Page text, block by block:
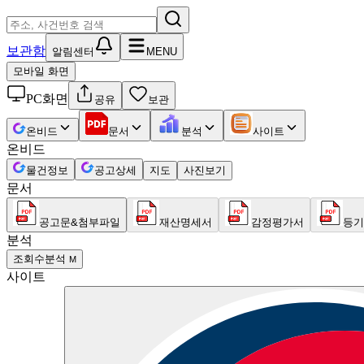
보관함 알림센터
MENU
모바일 화면
PC화면 공유 보관
온비드 문서 분석 사이트
온비드
물건정보 공고상세 지도 사진보기
문서
공고문&첨부파일 재산명세서 감정평가서 등
분석
조회수분석 M
사이트